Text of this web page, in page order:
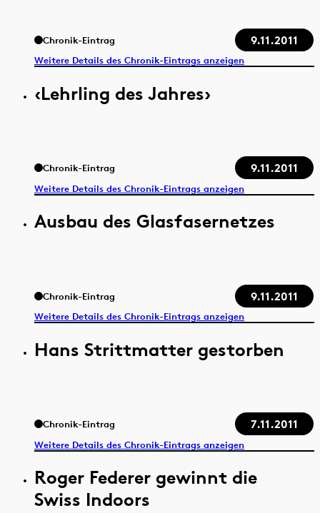
Chronik-Eintrag 9.11.2011
Weitere Details des Chronik-Eintrags anzeigen
‹Lehrling des Jahres›
Chronik-Eintrag 9.11.2011
Weitere Details des Chronik-Eintrags anzeigen
Ausbau des Glasfasernetzes
Chronik-Eintrag 9.11.2011
Weitere Details des Chronik-Eintrags anzeigen
Hans Strittmatter gestorben
Chronik-Eintrag 7.11.2011
Weitere Details des Chronik-Eintrags anzeigen
Roger Federer gewinnt die
Swiss Indoors